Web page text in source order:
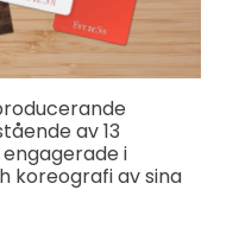
av 13
i
koreografi av sina